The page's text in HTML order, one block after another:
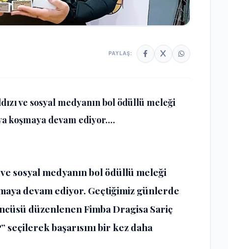
PAYLAŞ:
ve sosyal medyanın bol ödüllü meleği
koşmaya devam ediyor....
sosyal medyanın bol ödüllü meleği
devam ediyor. Geçtiğimiz günlerde
düzenlenen Fimba Dragisa Sariç
seçilerek başarısını bir kez daha